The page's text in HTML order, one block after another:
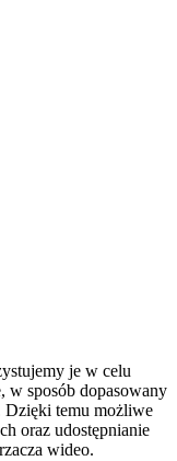
je w celu
w sposób dopasowany
temu możliwe
oraz udostępnianie
wideo.